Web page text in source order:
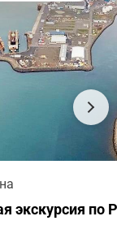
идеально